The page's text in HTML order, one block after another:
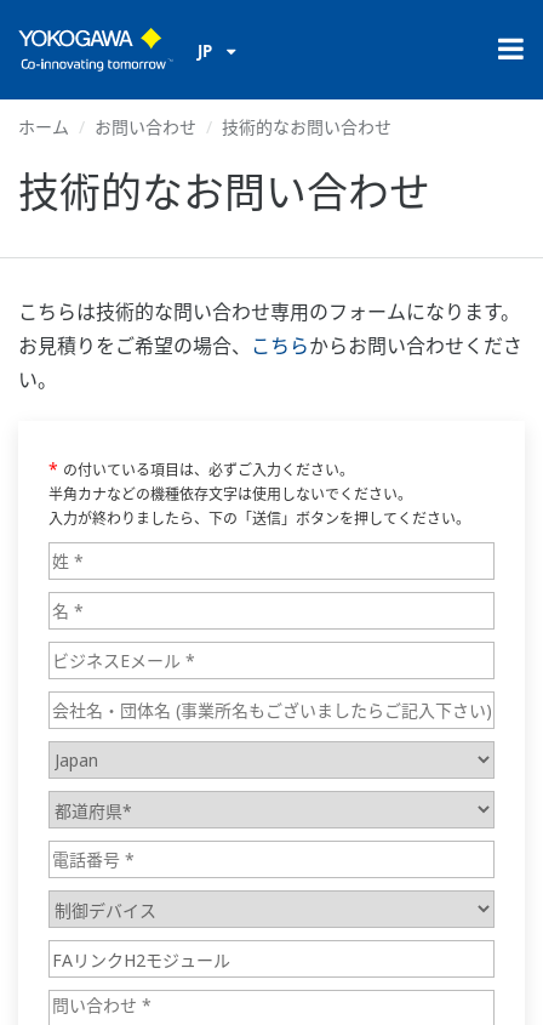
JP
ホーム お問い合わせ 技術的なお問い合わせ
技術的なお問い合わせ
こちらは技術的な問い合わせ専用のフォームになります。
お見積りをご希望の場合、 こちらからお問い合わせくださ
い。